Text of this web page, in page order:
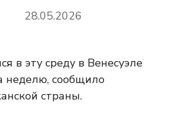
28.05.2026
в эту среду в Венесуэле
неделю, сообщило
страны.